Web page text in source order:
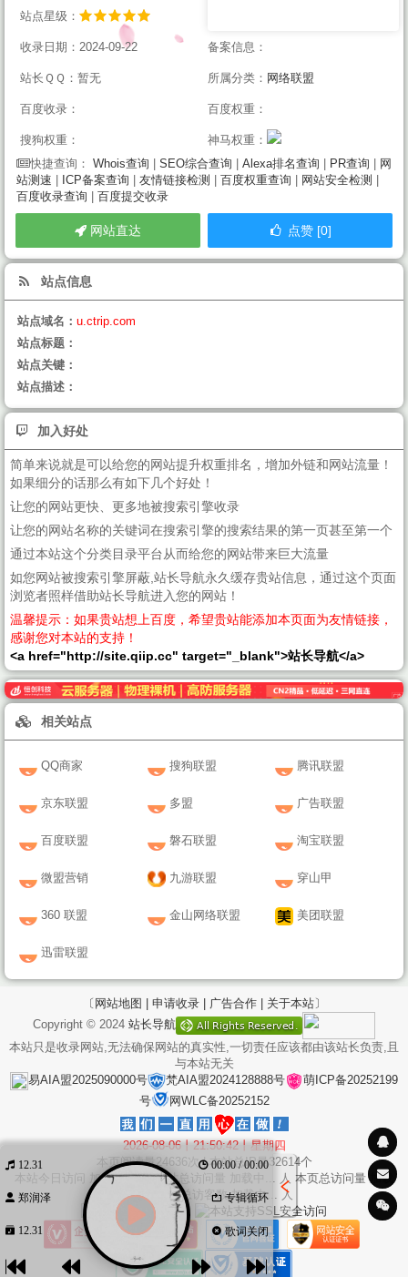
站点星级：
收录日期：2024-09-22 备案信息：
站长ＱＱ：暂无 所属分类： 网络联盟
百度收录： 百度权重：
搜狗权重： 神马权重：
快捷查询： Whois查询 SEO综合查询 Alexa排名查询 PR查询
网
站测速
ICP备案查询 友情链接检测 百度权重查询 网站安全检测
百度收录查询
百度提交收录
网站直达 点赞 [0]
站点信息
站点域名： u.ctrip.com
站点标题：
站点关键：
站点描述：
加入好处
简单来说就是可以给您的网站提升权重排名，增加外链和网站流量！
如果细分的话那么有如下几个好处！
让您的网站更快、更多地被搜索引擎收录
让您的网站名称的关键词在搜索引擎的搜索结果的第一页甚至第一个
通过本站这个分类目录平台从而给您的网站带来巨大流量
如您网站被搜索引擎屏蔽,站长导航永久缓存贵站信息，通过这个页面
浏览者照样借助站长导航进入您的网站！
温馨提示：如果贵站想上百度，希望贵站能添加本页面为友情链接，
感谢您对本站的支持！
<a href="http://site.qiip.cc" target="_blank">站长导航</a>
相关站点
QQ商家 搜狗联盟 腾讯联盟
京东联盟 多盟 广告联盟
百度联盟 磐石联盟 淘宝联盟
微盟营销 九游联盟 穿山甲
360 联盟 金山网络联盟 美团联盟
迅雷联盟
〔网站地图 | 申请收录 | 广告合作 | 关于本站〕
Copyright © 2024 站长导航
本站只是收录网站,无法确保网站的真实性,一切责任应该都由该站长负责,且
与本站无关
易AIA盟2025090000号
梵AIA盟2024128888号
萌ICP备20252199
号
网WLC备20252152
2026-08-06丨21:50:43丨星期四
本页阅读量24636次 | 本站总IP量32614个
本站今日访问
加载中...次 本站总访问量 加载中... 人 本页总访问量 加载
中...次 本站总访客数加载中... 人
12.31 00:00 / 00:00
郑润泽 专辑循环
12.31 歌词关闭